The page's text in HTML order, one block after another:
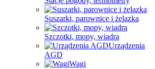
Suszarki, parownice i żelazka
Szczotki, mopy, wiadra
Urządzenia
AGD
Wagi